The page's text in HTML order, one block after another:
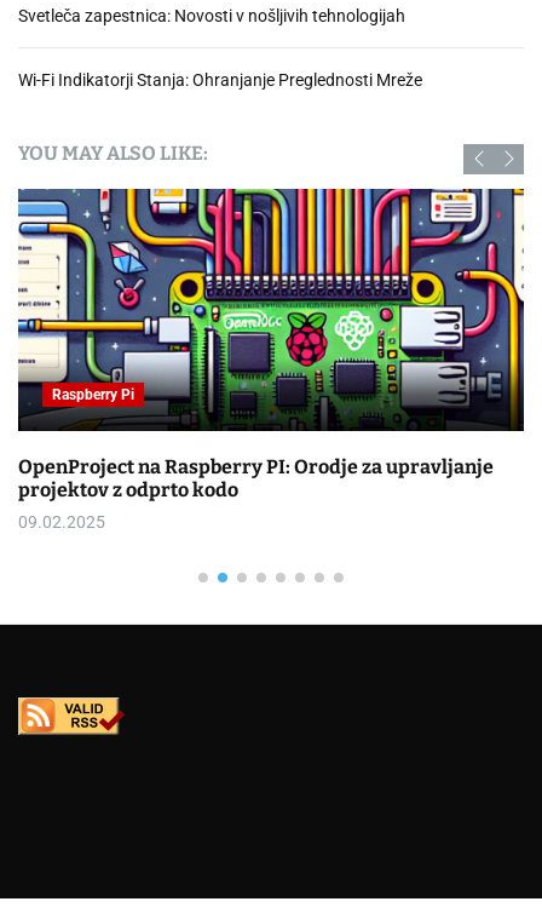
Svetleča zapestnica: Novosti v nošljivih tehnologijah
Wi-Fi Indikatorji Stanja: Ohranjanje Preglednosti Mreže
YOU MAY ALSO LIKE:
Raspberry Pi
OpenProject na Raspberry PI: Orodje za upravljanje
projektov z odprto kodo
09.02.2025